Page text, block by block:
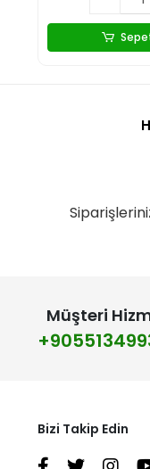
Müşteri
Bizi Takip Edin